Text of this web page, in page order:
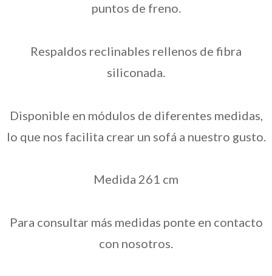
puntos de freno.
Respaldos reclinables rellenos de fibra
siliconada.
Disponible en módulos de diferentes medidas,
lo que nos facilita crear un sofá a nuestro gusto.
Medida 261 cm
Para consultar más medidas ponte en contacto
con nosotros.